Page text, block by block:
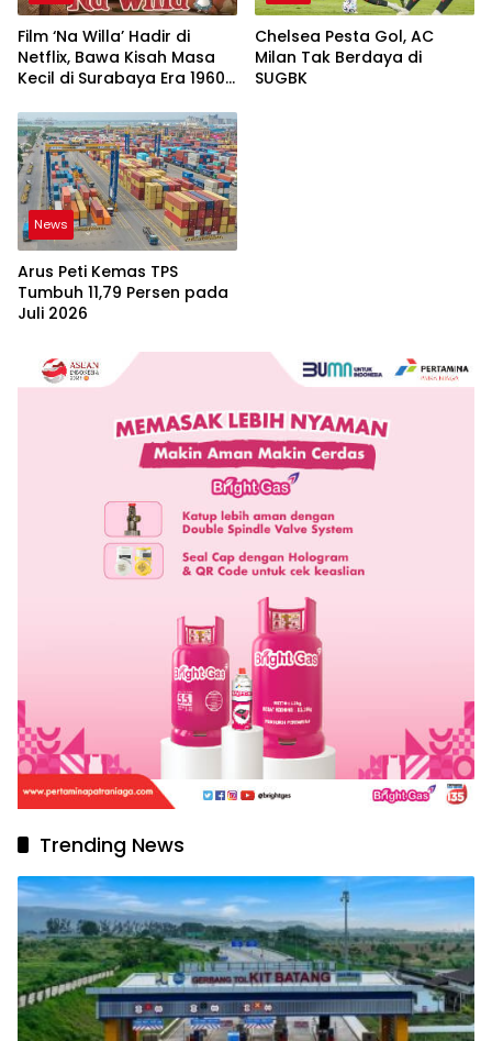
Film ‘Na Willa’ Hadir di
Netflix, Bawa Kisah Masa
Kecil di Surabaya Era 1960-
Chelsea Pesta Gol, AC
Milan Tak Berdaya di
SUGBK
News
Arus Peti Kemas TPS
Tumbuh 11,79 Persen pada
Juli 2026
Trending News